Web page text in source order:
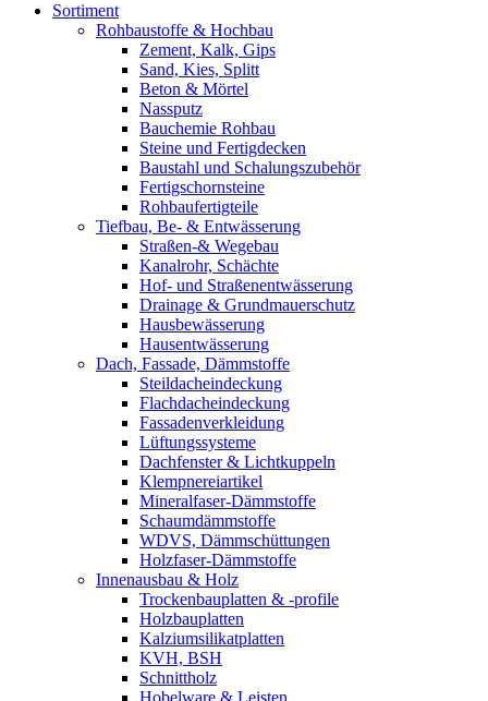
Sortiment
Rohbaustoffe & Hochbau
Zement, Kalk, Gips
Sand, Kies, Splitt
Beton & Mörtel
Nassputz
Bauchemie Rohbau
Steine und Fertigdecken
Baustahl und Schalungszubehör
Fertigschornsteine
Rohbaufertigteile
Tiefbau, Be- & Entwässerung
Straßen-& Wegebau
Kanalrohr, Schächte
Hof- und Straßenentwässerung
Drainage & Grundmauerschutz
Hausbewässerung
Hausentwässerung
Dach, Fassade, Dämmstoffe
Steildacheindeckung
Flachdacheindeckung
Fassadenverkleidung
Lüftungssysteme
Dachfenster & Lichtkuppeln
Klempnereiartikel
Mineralfaser-Dämmstoffe
Schaumdämmstoffe
WDVS, Dämmschüttungen
Holzfaser-Dämmstoffe
Innenausbau & Holz
Trockenbauplatten & -profile
Holzbauplatten
Kalziumsilikatplatten
KVH, BSH
Schnittholz
Hobelware & Leisten